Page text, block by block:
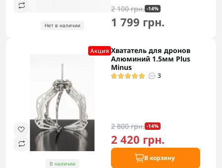
Нет в наличии
2 100 грн. -14%
1 799 грн.
Акция
В наличии
Хвататель для дронов
Алюминий 1.5мм Plus
Minus
3
2 800 грн. -14%
2 420 грн.
В корзину